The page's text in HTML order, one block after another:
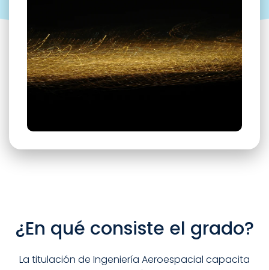
¿En qué consiste el grado?
La titulación de Ingeniería Aeroespacial capacita